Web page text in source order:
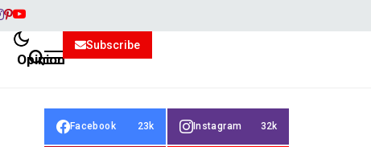
Opinion
Subscribe
Facebook 23k Instagram 32k